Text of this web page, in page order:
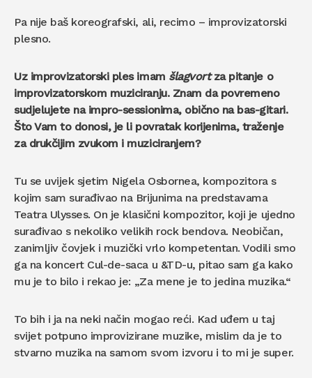
Pa nije baš koreografski, ali, recimo – improvizatorski
plesno.
Uz improvizatorski ples imam šlagvortza pitanje o
improvizatorskom muziciranju. Znam da povremeno
sudjelujete na impro-sessionima, obično na bas-gitari.
Što Vam to donosi, je li povratak korijenima, traženje
za drukčijim zvukom i muziciranjem?
Tu se uvijek sjetim Nigela Osbornea, kompozitora s
kojim sam surađivao na Brijunima na predstavama
Teatra Ulysses. On je klasični kompozitor, koji je ujedno
surađivao s nekoliko velikih rock bendova. Neobičan,
zanimljiv čovjek i muzički vrlo kompetentan. Vodili smo
ga na koncert Cul-de-saca u &TD-u, pitao sam ga kako
mu je to bilo i rekao je: „Za mene je to jedina muzika.“
To bih i ja na neki način mogao reći. Kad uđem u taj
svijet potpuno improvizirane muzike, mislim da je to
stvarno muzika na samom svom izvoru i to mi je super.